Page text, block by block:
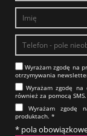
Wyrażam zgodę na
otrzy­my­wa­nia
Wyrażam zgodę
również za pomocą
Wyrażam zgodę
produktach.​​​​​​​ *
* pola